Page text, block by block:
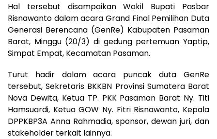
Hal tersebut disampaikan Wakil Bupati Pasbar
Risnawanto dalam acara Grand Final Pemilihan Duta
Generasi Berencana (GenRe) Kabupaten Pasaman
Barat, Minggu (20/3) di gedung pertemuan Yaptip,
Simpat Empat, Kecamatan Pasaman.
Turut hadir dalam acara puncak duta GenRe
tersebut, Sekretaris BKKBN Provinsi Sumatera Barat
Nova Dewita, Ketua TP. PKK Pasaman Barat Ny. Titi
Hamsuardi, Ketua GOW Ny. Fitri Risnawanto, Kepala
DPPKBP3A Anna Rahmadia, sponsor, dewan juri, dan
stakeholder terkait lainnya.